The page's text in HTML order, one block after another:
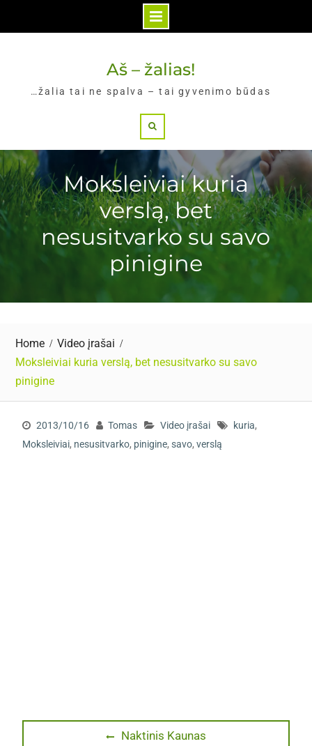
Aš – žalias!
…žalia tai ne spalva – tai gyvenimo būdas
Moksleiviai kuria
verslą, bet
nesusitvarko su savo
pinigine
Home
Video įrašai
Moksleiviai kuria verslą, bet nesusitvarko su savo
pinigine
2013/10/16 Tomas Video įrašai kuria,
Moksleiviai, nesusitvarko, pinigine, savo, verslą
Previous
Naktinis Kaunas